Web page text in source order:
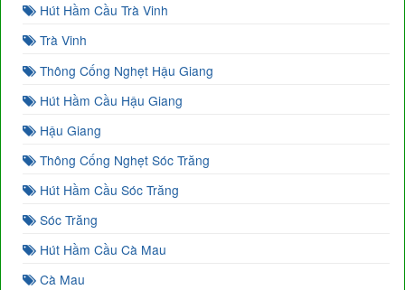
Hút Hầm Cầu Trà Vinh
Trà Vinh
Thông Cống Nghẹt Hậu Giang
Hút Hầm Cầu Hậu Giang
Hậu Giang
Thông Cống Nghẹt Sóc Trăng
Hút Hầm Cầu Sóc Trăng
Sóc Trăng
Hút Hầm Cầu Cà Mau
Cà Mau